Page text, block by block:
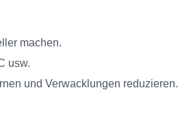
machen.
usw.
und Verwacklungen reduzieren.